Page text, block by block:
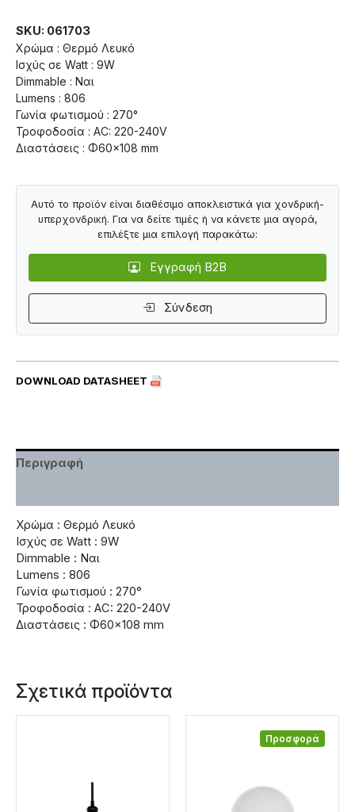
SKU: 061703
Χρώμα : Θερμό Λευκό
Ισχύς σε Watt : 9W
Dimmable : Ναι
Lumens : 806
Γωνία φωτισμού : 270°
Τροφοδοσία : AC: 220-240V
Διαστάσεις : Φ60×108 mm
DOWNLOAD DATASHEET
Αυτό το προϊόν είναι διαθέσιμο αποκλειστικά για χονδρική-
υπερχονδρική. Για να δείτε τιμές ή να κάνετε μια αγορά,
επιλέξτε μια επιλογή παρακάτω:
Εγγραφή B2B
Σύνδεση
Περιγραφή
Χρώμα : Θερμό Λευκό
Ισχύς σε Watt : 9W
Dimmable : Ναι
Lumens : 806
Γωνία φωτισμού : 270°
Τροφοδοσία : AC: 220-240V
Διαστάσεις : Φ60×108 mm
Σχετικά προϊόντα
Προσφορά